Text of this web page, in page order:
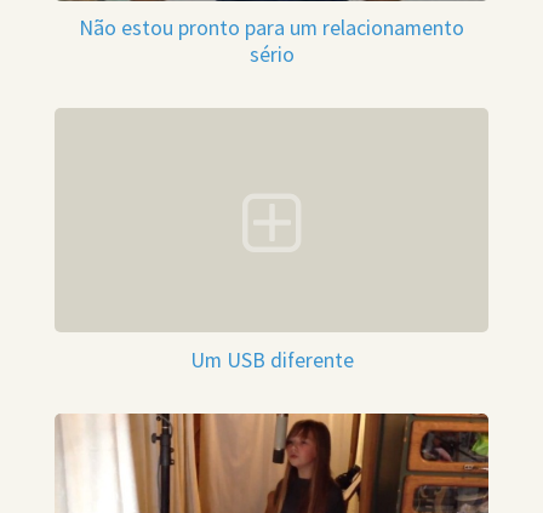
Não estou pronto para um relacionamento
sério
Um USB diferente